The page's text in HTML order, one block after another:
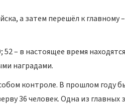
а затем перешёл к главному –
– в настоящее время
наградами.
контроле. В прошлом году
36 человек. Одна из главных